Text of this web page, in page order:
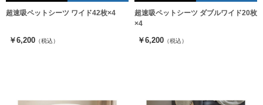
超速吸ペットシーツ ワイド42枚×4
￥6,200 （税込）
超速吸ペットシーツ ダブルワイド20枚
×4
￥6,200 （税込）